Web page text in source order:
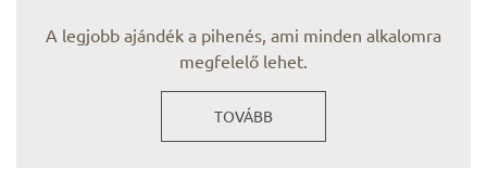
A legjobb ajándék a pihenés, ami minden alkalomra
megfelelő lehet.
TOVÁBB